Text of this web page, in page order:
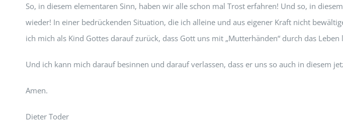
So, in diesem elementaren Sinn, haben wir alle schon mal Trost erfahren! Und so, in
wieder! In einer bedrückenden Situation, die ich alleine und aus eigener Kraft nicht
ich mich als Kind Gottes darauf zurück, dass Gott uns mit „Mutterhänden“ durch das Leben
Und ich kann mich darauf besinnen und darauf verlassen, dass er uns so auch in diesem
Amen.
Dieter Toder